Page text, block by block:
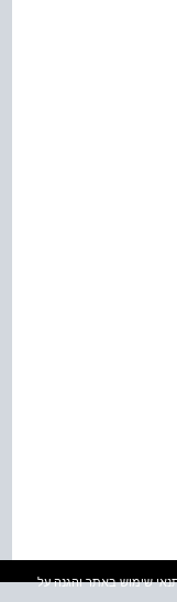
שימוש באתר והגנה על